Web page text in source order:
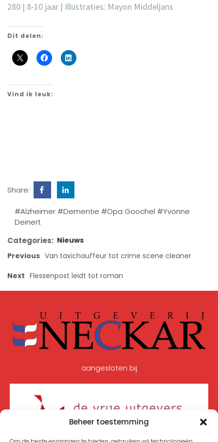
Beheer toestemming
280 | 8-10 jaar | Illustraties: Mayon Middeljans
Dit delen:
Vind ik leuk:
Share:
#Alzheimer#Dementie #Opa Goochel #Yvonne
Deinert
Categories: Nieuws
Previous Van taxichauffeur tot crime scene cleaner
Next Flessenpost leidt tot roman
aangesloten bij